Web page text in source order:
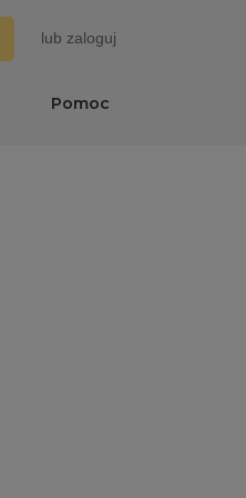
lub zaloguj
Pomoc